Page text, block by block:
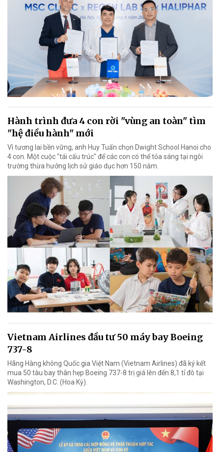
Hành trình đưa 4 con rời "vùng an toàn" tìm
"hệ điều hành" mới
Vì tương lai bền vững, anh Huy Tuấn chọn Dwight School Hanoi cho
4 con. Một cuộc "tái cấu trúc" để các con có thể tỏa sáng tại ngôi
trường thừa hưởng lịch sử giáo dục hơn 150 năm.
Vietnam Airlines đầu tư 50 máy bay Boeing
737-8
Hãng Hàng không Quốc gia Việt Nam (Vietnam Airlines) đã ký kết
mua 50 tàu bay thân hẹp Boeing 737-8 trị giá lên đến 8,1 tỉ đô tại
Washington, D.C. (Hoa Kỳ).